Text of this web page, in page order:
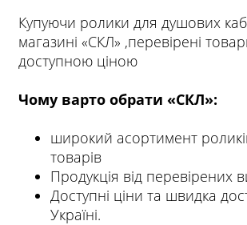
Купуючи ролики для душових
магазині «СКЛ» ,перевірені
доступною ціною
Чому варто обрати «СКЛ»:
широкий асортимент
товарів
Продукція від перевірених
Доступні ціни та швидка
Україні.